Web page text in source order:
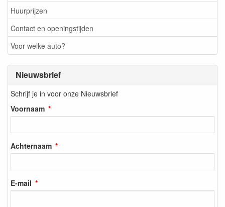
Huurprijzen
Contact en openingstijden
Voor welke auto?
Nieuwsbrief
Schrijf je in voor onze Nieuwsbrief
Voornaam
Achternaam
E-mail